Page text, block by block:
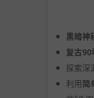
黑暗神
复古90
探索深
利用简